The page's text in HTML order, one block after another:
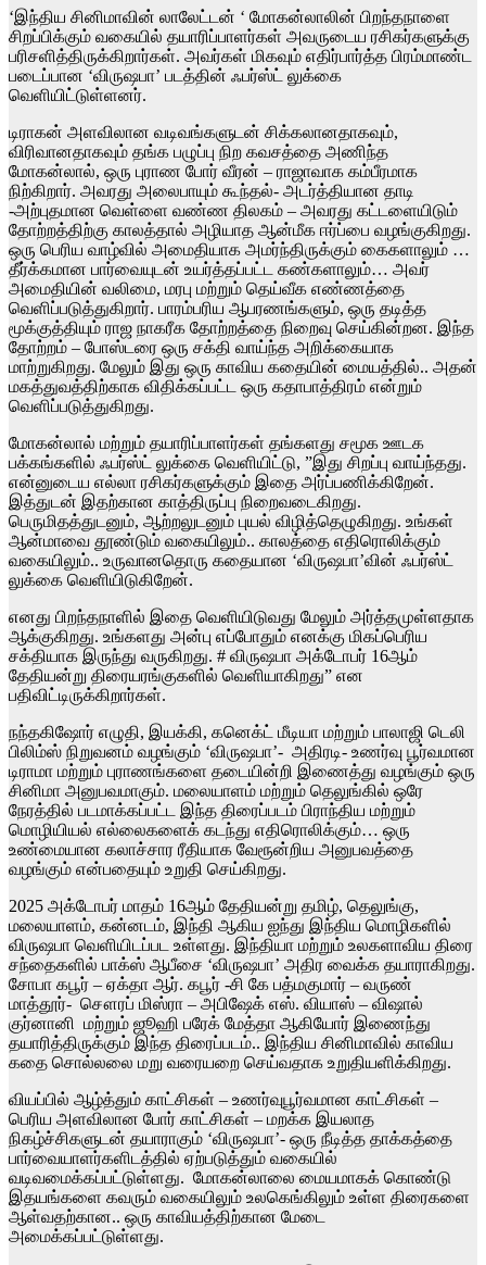
‘இந்திய சினிமாவின் லாலேட்டன் ‘ மோகன்லாலின் பிறந்தநாளை
சிறப்பிக்கும் வகையில் தயாரிப்பாளர்கள் அவருடைய ரசிகர்களுக்கு
பரிசளித்திருக்கிறார்கள்.‌ அவர்கள் மிகவும் எதிர்பார்த்த பிரம்மாண்ட
படைப்பான ‘விருஷபா’ படத்தின் ஃபர்ஸ்ட் லுக்கை
வெளியிட்டுள்ளனர்.
டிராகன் அளவிலான வடிவங்களுடன் சிக்கலானதாகவும்,
விரிவானதாகவும் தங்க பழுப்பு நிற கவசத்தை அணிந்த
மோகன்லால், ஒரு புராண போர் வீரன் – ராஜாவாக கம்பீரமாக
நிற்கிறார். அவரது அலைபாயும் கூந்தல்- அடர்த்தியான தாடி
-அற்புதமான வெள்ளை வண்ண திலகம் – அவரது கட்டளையிடும்
தோற்றத்திற்கு காலத்தால் அழியாத ஆன்மீக ஈர்ப்பை வழங்குகிறது.
ஒரு பெரிய வாழ்வில் அமைதியாக அமர்ந்திருக்கும் கைகளாலும் …
தீர்க்கமான பார்வையுடன் உயர்த்தப்பட்ட கண்களாலும்… அவர்
அமைதியின் வலிமை, மரபு மற்றும் தெய்வீக எண்ணத்தை
வெளிப்படுத்துகிறார். பாரம்பரிய ஆபரணங்களும், ஒரு தடித்த
மூக்குத்தியும் ராஜ நாகரீக தோற்றத்தை நிறைவு செய்கின்றன. இந்த
தோற்றம் – போஸ்டரை ஒரு சக்தி வாய்ந்த அறிக்கையாக
மாற்றுகிறது. மேலும் இது ஒரு காவிய கதையின் மையத்தில்.. அதன்
மகத்துவத்திற்காக விதிக்கப்பட்ட ஒரு கதாபாத்திரம் என்றும்
வெளிப்படுத்துகிறது.
மோகன்லால் மற்றும் தயாரிப்பாளர்கள் தங்களது சமூக ஊடக
பக்கங்களில் ஃபர்ஸ்ட் லுக்கை வெளியிட்டு, ”இது சிறப்பு வாய்ந்தது.
என்னுடைய எல்லா ரசிகர்களுக்கும் இதை அர்ப்பணிக்கிறேன்.
இத்துடன் இதற்கான காத்திருப்பு நிறைவடைகிறது. ‌
பெருமிதத்துடனும், ஆற்றலுடனும் புயல் விழித்தெழுகிறது. உங்கள்
ஆன்மாவை தூண்டும் வகையிலும்.. காலத்தை எதிரொலிக்கும்
வகையிலும்.. உருவானதொரு கதையான ‘விருஷபா’வின் ஃபர்ஸ்ட்
லுக்கை வெளியிடுகிறேன்.
எனது பிறந்தநாளில் இதை வெளியிடுவது மேலும் அர்த்தமுள்ளதாக
ஆக்குகிறது. உங்களது அன்பு எப்போதும் எனக்கு மிகப்பெரிய
சக்தியாக இருந்து வருகிறது. # விருஷபா அக்டோபர் 16ஆம்
தேதியன்று திரையரங்குகளில் வெளியாகிறது” என
பதிவிட்டிருக்கிறார்கள்.
நந்தகிஷோர் எழுதி, இயக்கி, கனெக்ட் மீடியா மற்றும் பாலாஜி டெலி
பிலிம்ஸ் நிறுவனம் வழங்கும் ‘விருஷபா’- அதிரடி- உணர்வு பூர்வமான
டிராமா மற்றும் புராணங்களை தடையின்றி இணைத்து வழங்கும் ஒரு
சினிமா அனுபவமாகும். மலையாளம் மற்றும் தெலுங்கில் ஒரே
நேரத்தில் படமாக்கப்பட்ட இந்த திரைப்படம் பிராந்திய மற்றும்
மொழியியல் எல்லைகளைக் கடந்து எதிரொலிக்கும்… ஒரு
உண்மையான கலாச்சார ரீதியாக வேரூன்றிய அனுபவத்தை
வழங்கும் என்பதையும் உறுதி செய்கிறது.
2025 அக்டோபர் மாதம் 16ஆம் தேதியன்று தமிழ், தெலுங்கு,
மலையாளம், கன்னடம், இந்தி ஆகிய ஐந்து இந்திய மொழிகளில்
விருஷபா வெளியிடப்பட உள்ளது. இந்தியா மற்றும் உலகளாவிய திரை
சந்தைகளில் பாக்ஸ் ஆபீசை ‘விருஷபா’ அதிர வைக்க தயாராகிறது.
சோபா கபூர் – ஏக்தா ஆர். கபூர் -சி கே பத்மகுமார் – வருண்
மாத்தூர்- சௌரப் மிஸ்ரா – அபிஷேக் எஸ். வியாஸ் – விஷால்
குர்னானி மற்றும் ஜூஹி பரேக் மேத்தா ஆகியோர் இணைந்து
தயாரித்திருக்கும் இந்த திரைப்படம்.. இந்திய சினிமாவில் காவிய
கதை சொல்லலை மறு வரையறை செய்வதாக உறுதியளிக்கிறது.
வியப்பில் ஆழ்த்தும் காட்சிகள் – உணர்வுபூர்வமான காட்சிகள் –
பெரிய அளவிலான போர் காட்சிகள் – மறக்க இயலாத
நிகழ்ச்சிகளுடன் தயாராகும் ‘விருஷபா’- ஒரு நீடித்த தாக்கத்தை
பார்வையாளர்களிடத்தில் ஏற்படுத்தும் வகையில்
வடிவமைக்கப்பட்டுள்ளது. மோகன்லாலை மையமாகக் கொண்டு
இதயங்களை கவரும் வகையிலும் உலகெங்கிலும் உள்ள திரைகளை
ஆள்வதற்கான.. ஒரு காவியத்திற்கான மேடை
அமைக்கப்பட்டுள்ளது.